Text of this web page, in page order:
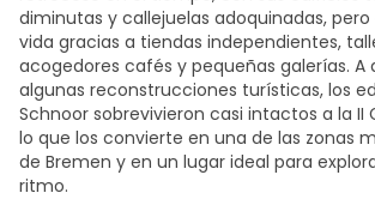
diminutas y callejuelas adoquinadas,
vida gracias a tiendas independientes,
acogedores cafés y pequeñas galerías. A
algunas reconstrucciones turísticas, los
Schnoor sobrevivieron casi intactos a la II
lo que los convierte en una de las zonas
de Bremen y en un lugar ideal para
ritmo.